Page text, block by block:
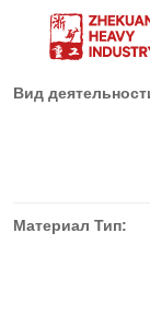
Вид
Материал Тип: